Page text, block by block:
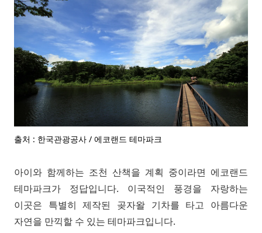
출처 : 한국관광공사 / 에코랜드 테마파크
아이와 함께하는 조천 산책을 계획 중이라면 에코랜드
테마파크가 정답입니다. 이국적인 풍경을 자랑하는
이곳은 특별히 제작된 곶자왈 기차를 타고 아름다운
자연을 만끽할 수 있는 테마파크입니다.